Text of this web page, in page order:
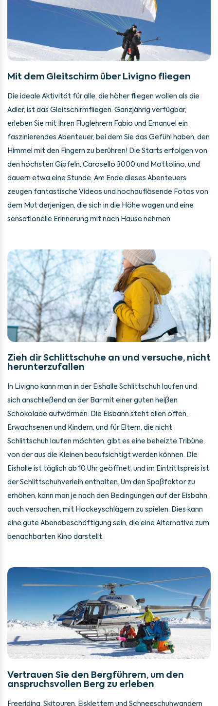
Mit dem Gleitschirm über Livigno fliegen
Die ideale Aktivität für alle, die höher fliegen wollen als die
Adler, ist das Gleitschirmfliegen. Ganzjährig verfügbar,
erleben Sie mit Ihren Fluglehrern Fabio und Emanuel ein
faszinierendes Abenteuer, bei dem Sie das Gefühl haben, den
Himmel mit den Fingern zu berühren! Die Starts erfolgen von
den höchsten Gipfeln, Carosello 3000 und Mottolino, und
dauern etwa eine Stunde. Am Ende dieses Abenteuers
zeugen fantastische Videos und hochauflösende Fotos von
dem Mut derjenigen, die sich in die Höhe wagen und eine
sensationelle Erinnerung mit nach Hause nehmen.
Zieh dir Schlittschuhe an und versuche, nicht
herunterzufallen
In Livigno kann man in der Eishalle Schlittschuh laufen und
sich anschließend an der Bar mit einer guten heißen
Schokolade aufwärmen. Die Eisbahn steht allen offen,
Erwachsenen und Kindern, und für Eltern, die nicht
Schlittschuh laufen möchten, gibt es eine beheizte Tribüne,
von der aus die Kleinen beaufsichtigt werden können. Die
Eishalle ist täglich ab 10 Uhr geöffnet, und im Eintrittspreis ist
der Schlittschuhverleih enthalten. Um den Spaßfaktor zu
erhöhen, kann man je nach den Bedingungen auf der Eisbahn
auch versuchen, mit Hockeyschlägern zu spielen. Dies kann
eine gute Abendbeschäftigung sein, die eine Alternative zum
benachbarten Kino darstellt.
Vertrauen Sie den Bergführern, um den
anspruchsvollen Berg zu erleben
Freeriding, Skitouren, Eisklettern und Schneeschuhwandern